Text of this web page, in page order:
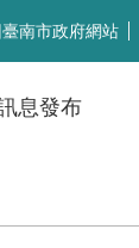
臺南市政府網站
息發布